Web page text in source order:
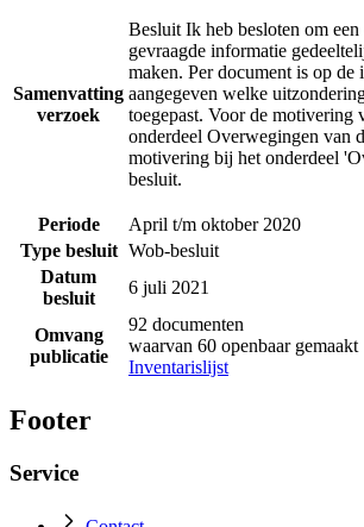
Samenvatting
verzoek
Besluit Ik heb besloten om
gevraagde informatie
maken. Per document is op de
aangegeven welke
toegepast. Voor de motivering
onderdeel Overwegingen van
motivering bij het onderdeel
besluit.
Periode
April t/m oktober 2020
Type besluit Wob-besluit
Datum
besluit
6 juli 2021
Omvang
publicatie
92 documenten
waarvan 60 openbaar gemaakt
Inventarislijst
Footer
Service